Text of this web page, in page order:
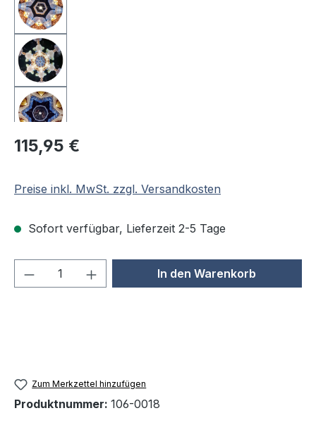
Regulärer Preis:
115,95 €
Preise inkl. MwSt. zzgl. Versandkosten
Sofort verfügbar, Lieferzeit 2-5 Tage
Produkt Anzahl: Gib denIn den Warenkorb
Zum Merkzettel hinzufügen
Produktnummer: 106-0018